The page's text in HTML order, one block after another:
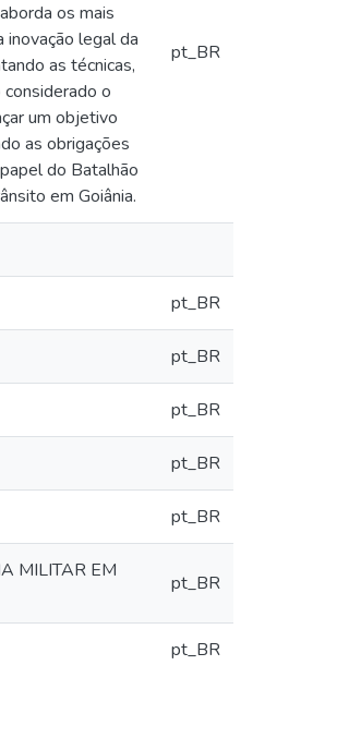
os mais
inovação legal da
as técnicas,
o
um objetivo
as obrigações
do Batalhão
em Goiânia.
pt_BR
pt_BR
pt_BR
pt_BR
pt_BR
pt_BR
MILITAR EM
pt_BR
pt_BR